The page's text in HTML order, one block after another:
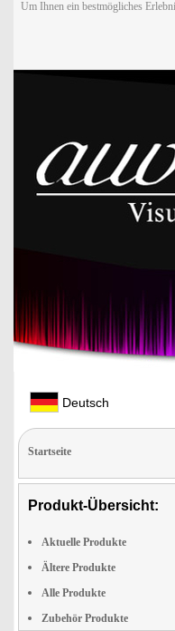
Um Ihnen ein bestmögliches
Deutsch
Startseite
Produkt-Übersicht:
Aktuelle Produkte
Ältere Produkte
Alle Produkte
Zubehör Produkte